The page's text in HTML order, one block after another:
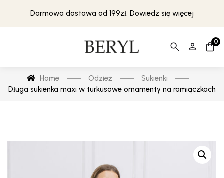
Darmowa dostawa od 199zł. Dowiedz się więcej
0
Home Odzież
Sukienki
Długa sukienka maxi w turkusowe ornamenty na ramiączkach